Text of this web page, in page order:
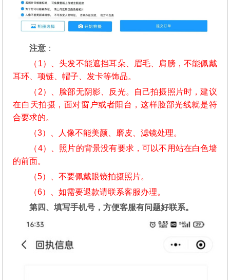
注意 ：
（1）、头发不能遮挡耳朵、眉毛、肩膀，不能佩戴
耳环、项链、帽子、发卡等饰品。
（2）、脸部无阴影、反光。自己拍摄照片时，建议
在白天拍摄，面对窗户或者阳台，这样脸部光线就是符
合要求的。
（3）、人像不能美颜、磨皮、滤镜处理。
（4）、照片的背景没有要求，可以不用站在白色墙
的前面。
（5）、不要佩戴眼镜拍摄照片。
（6）、如需要退款请联系客服办理。
第四、填写手机号，方便客服有问题好联系。